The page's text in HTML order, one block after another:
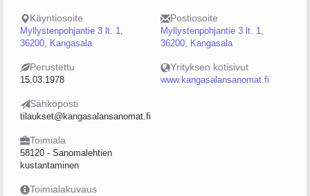
Käyntiosoite
Myllystenpohjantie 3 lt. 1,
36200, Kangasala
Postiosoite
Myllystenpohjantie 3 lt. 1,
36200, Kangasala
Perustettu
15.03.1978
Yrityksen kotisivut
www.kangasalansanomat.fi
Sähköposti
tilaukset@kangasalansanomat.fi
Toimiala
58120 - Sanomalehtien
kustantaminen
Toimialakuvaus